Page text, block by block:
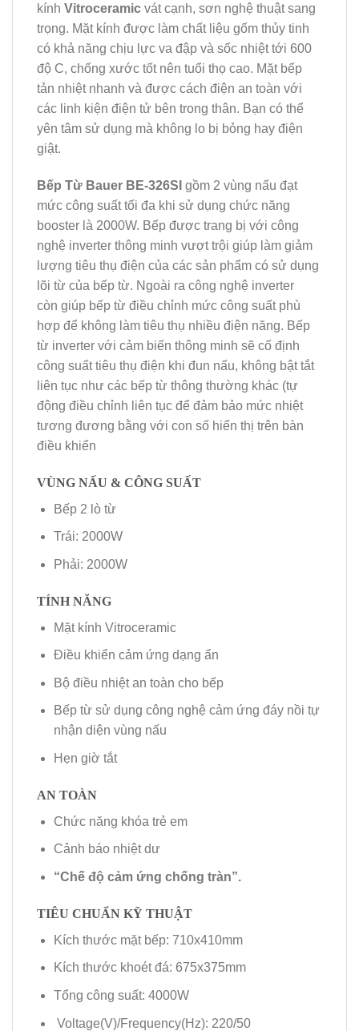
kính Vitroceramic vát cạnh, sơn nghệ thuật sang
trọng. Mặt kính được làm chất liệu gốm thủy tinh
có khả năng chịu lực va đập và sốc nhiệt tới 600
độ C, chống xước tốt nên tuổi thọ cao. Mặt bếp
tản nhiệt nhanh và được cách điện an toàn với
các linh kiện điện tử bên trong thân. Bạn có thể
yên tâm sử dụng mà không lo bị bỏng hay điện
giật.
Bếp Từ Bauer BE-326SI gồm 2 vùng nấu đạt
mức công suất tối đa khi sử dụng chức năng
booster là 2000W. Bếp được trang bị với công
nghệ inverter thông minh vượt trội giúp làm giảm
lượng tiêu thụ điện của các sản phẩm có sử dụng
lõi từ của bếp từ. Ngoài ra công nghệ inverter
còn giúp bếp từ điều chỉnh mức công suất phù
hợp để không làm tiêu thụ nhiều điện năng. Bếp
từ inverter với cảm biến thông minh sẽ cố định
công suất tiêu thụ điện khi đun nấu, không bật tắt
liên tục như các bếp từ thông thường khác (tự
động điều chỉnh liên tục để đảm bảo mức nhiệt
tương đương bằng với con số hiển thị trên bàn
điều khiển
VÙNG NẤU & CÔNG SUẤT
Bếp 2 lò từ
Trái: 2000W
Phải: 2000W
TÍNH NĂNG
Mặt kính Vitroceramic
Ðiều khiển cảm ứng dạng ẩn
Bộ điều nhiệt an toàn cho bếp
Bếp từ sử dụng công nghệ cảm ứng đáy nồi tự
nhận diện vùng nấu
Hẹn giờ tắt
AN TOÀN
Chức năng khóa trẻ em
Cảnh báo nhiệt dư
“Chế độ cảm ứng chống tràn”.
TIÊU CHUẨN KỸ THUẬT
Kích thước mặt bếp: 710x410mm
Kích thước khoét đá: 675x375mm
Tổng công suất: 4000W
Voltage(V)/Frequency(Hz): 220/50